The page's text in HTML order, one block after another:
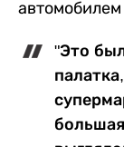
автомобилем
"Это